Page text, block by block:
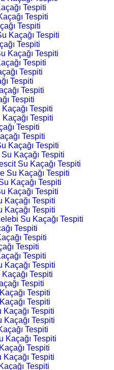
Tespiti
Tespiti
Tespiti
Kaçağı Tespiti
Tespiti
Kaçağı Tespiti
Tespiti
Tespiti
Tespiti
Tespiti
Tespiti
Tespiti
Tespiti
Tespiti
Tespiti
Kaçağı Tespiti
Kaçağı Tespiti
Su Kaçağı Tespiti
Su Kaçağı Tespiti
Kaçağı Tespiti
Kaçağı Tespiti
Kaçağı Tespiti
Kaçağı Tespiti
Su Kaçağı Tespiti
Tespiti
Tespiti
Tespiti
Tespiti
Kaçağı Tespiti
Tespiti
Tespiti
Tespiti
Tespiti
Kaçağı Tespiti
Kaçağı Tespiti
Tespiti
Kaçağı Tespiti
Tespiti
Tespiti
Tespiti